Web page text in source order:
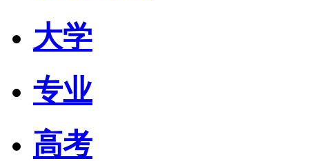
大学
专业
高考